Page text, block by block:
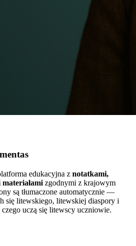
edukacyjna z notatkami,
zgodnymi z krajowym
są tłumaczone automatycznie —
się litewskiego, litewskiej diaspory i
uczą się litewscy uczniowie.